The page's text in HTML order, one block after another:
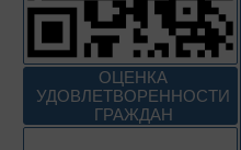
ОЦЕНКА
УДОВЛЕТВОРЕННОСТИ
ГРАЖДАН
1 – 31 августа
Волшебный мир
сказок И. Я.
Билибина
Из цикла «Мастера кисти:
галерея талантов»